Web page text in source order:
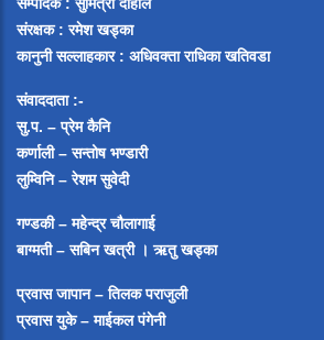
सम्पादक : सुमित्रा दाहाल
संरक्षक : रमेश खड्का
कानुनी सल्लाहकार : अधिवक्ता राधिका खतिवडा
संवाददाता :-
सु.प. – प्रेम कैनि
कर्णाली – सन्तोष भण्डारी
लुम्विनि – रेशम सुवेदी
गण्डकी – महेन्द्र चौलागाई
बाग्मती – सबिन खत्री ।ऋतु खड्का
प्रवास जापान – तिलक पराजुली
प्रवास युके – माईकल पंगेनी